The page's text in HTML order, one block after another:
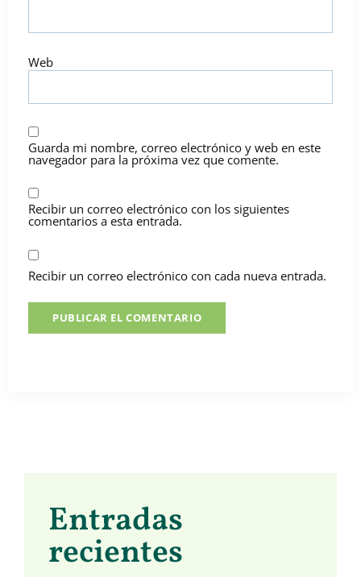
Web
Guarda mi nombre, correo electrónico y web en este
navegador para la próxima vez que comente.
Recibir un correo electrónico con los siguientes
comentarios a esta entrada.
Recibir un correo electrónico con cada nueva entrada.
Entradas
recientes